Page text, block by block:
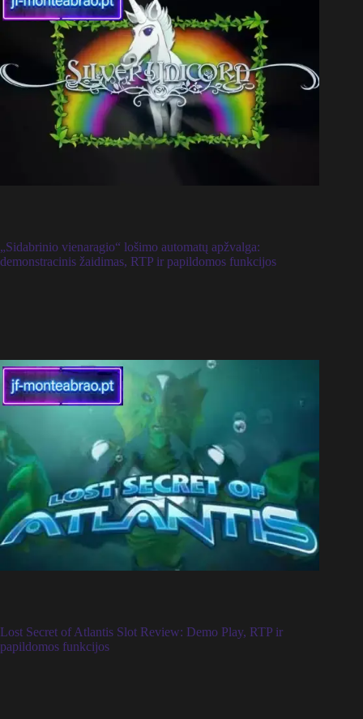
„Sidabrinio vienaragio“ lošimo automatų apžvalga:
demonstracinis žaidimas, RTP ir papildomos funkcijos
Lost Secret of Atlantis Slot Review: Demo Play, RTP ir
papildomos funkcijos